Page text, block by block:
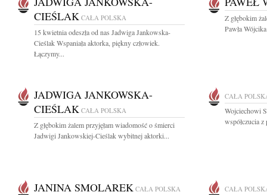
CIEŚLAK CAŁA POLSKA
15 kwietnia odeszła od nas Jadwiga Jankowska-
Cieślak Wspaniała aktorka, piękny człowiek.
Łączymy...
Z głębokim
Pawła
JADWIGA JANKOWSKA-
CIEŚLAK CAŁA POLSKA
Z głębokim żalem przyjęłam wiadomość o śmierci
Jadwigi Jankowskiej-Cieślak wybitnej aktorki...
CAŁA
Wojciechowi
współczucia
JANINA SMOLAREK CAŁA POLSKA CAŁA